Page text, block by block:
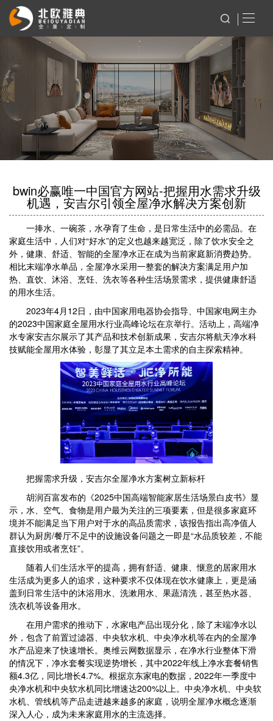
bwin必赢唯一中国官方网站-把握用水需求升级
机遇，安吉尔引领全屋净水解决方案创新
一捧水、一碗茶，水孕育了生命，是日常生活中的必需品。在
家庭生活中，人们对“好水”的定义也越来越宽泛，除了饮水安全之
外，健康、舒适、智能的全屋净水正在成为当前家庭新消费趋势。
相比末端净水单品，全屋净水采用一整套的解决方案满足用户加
热、直饮、沐浴、烹饪、洗衣等各种生活场景需求，提供健康舒适
的用水生活。
2023年4月12日，由中国家用电器协会指导、中国家电网主办
的2023中国家庭全屋用水行业高峰论坛在京举行。活动上，高端净
水专家安吉尔展示了其产品和技术创新成果，安吉尔将航天净水科
技赋能全屋用水体验，彰显了其立足本土需求的自主探索精神。
把握需求升级，安吉尔全屋净水方案树立新标杆
胡润百富发布的《2025中国高端智能家居生活场景白皮书》显
示，水、空气、食物是用户最为关注的三项要素，但是很多家庭环
境并不能满足当下用户对于水的高品质需求，该报告指出高净值人
群认为厨房/餐厅不足中的设施设备问题之一即是“水品质较差，不能
直接饮用或者烹饪”。
随着人们生活水平的提高，拥有舒适、健康、惬意的居家用水
生活成为更多人的追求，这种要求不仅体现在饮水健康上，更是涵
盖到日常生活中的沐浴用水、洗漱用水、果蔬清洗，甚至热水器、
洗衣机等设备用水。
在用户需求的推动下，水家电产品出现分化，除了末端净水以
外，包含了前置过滤器、中央软水机、中央净水机等在内的全屋净
水产品迎来了快速增长。奥维云网数据显示，在净水行业整体下滑
的情况下，净水套餐实现逆势增长，其中2022年线上净水套餐销售
额4.3亿，同比增长4.7%。根据京东家电的数据，2022年一季度中
央净水机和中央软水机同比增速达200%以上。中央净水机、中央软
水机、管线机等产品走进越来越多的家庭，说明全屋净水概念逐渐
深入人心，成为未来家庭用水的主流选择。